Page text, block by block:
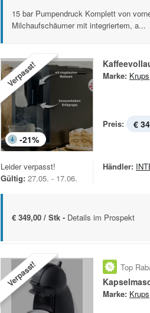
15 bar Pumpendruck Komplett von
Milchaufschäumer mit integriertem, a...
Verpasst!
-21%
Marke: Krups
Preis: €
Leider verpasst!
Gültig: 27.05. - 17.06.
Händler:
€ 349,00 / Stk - Details im Prospekt
Verpasst! Top
Marke: Krups